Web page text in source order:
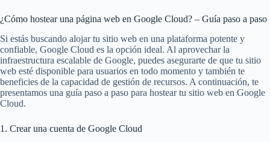
¿Cómo hostear una página web en Google Cloud? – Guía paso a paso
Si estás buscando alojar tu sitio web en una plataforma potente y
confiable, Google Cloud es la opción ideal. Al aprovechar la
infraestructura escalable de Google, puedes asegurarte de que tu sitio
web esté disponible para usuarios en todo momento y también te
beneficies de la capacidad de gestión de recursos. A continuación, te
presentamos una guía paso a paso para hostear tu sitio web en Google
Cloud.
1. Crear una cuenta de Google Cloud